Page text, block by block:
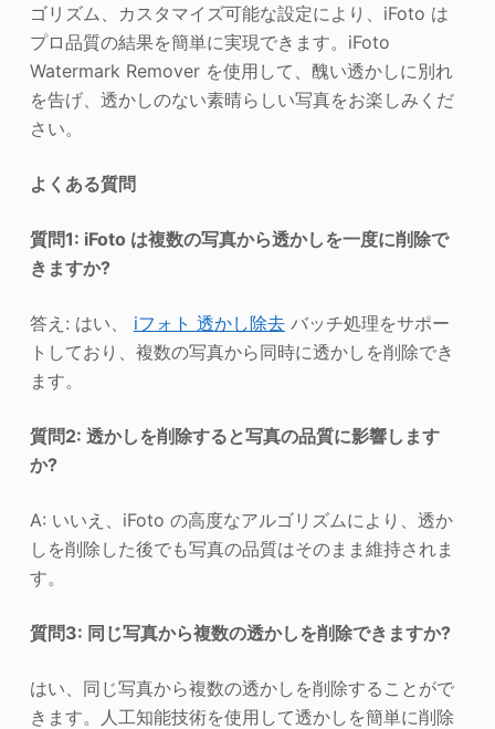
ゴリズム、カスタマイズ可能な設定により、iFoto は
プロ品質の結果を簡単に実現できます。iFoto
Watermark Remover を使用して、醜い透かしに別れ
を告げ、透かしのない素晴らしい写真をお楽しみくだ
さい。
よくある質問
質問1: iFoto は複数の写真から透かしを一度に削除で
きますか?
答え: はい、 iフォト 透かし除去バッチ処理をサポー
トしており、複数の写真から同時に透かしを削除でき
ます。
質問2: 透かしを削除すると写真の品質に影響します
か?
A: いいえ、iFoto の高度なアルゴリズムにより、透か
しを削除した後でも写真の品質はそのまま維持されま
す。
質問3: 同じ写真から複数の透かしを削除できますか?
はい、同じ写真から複数の透かしを削除することがで
きます。人工知能技術を使用して透かしを簡単に削除